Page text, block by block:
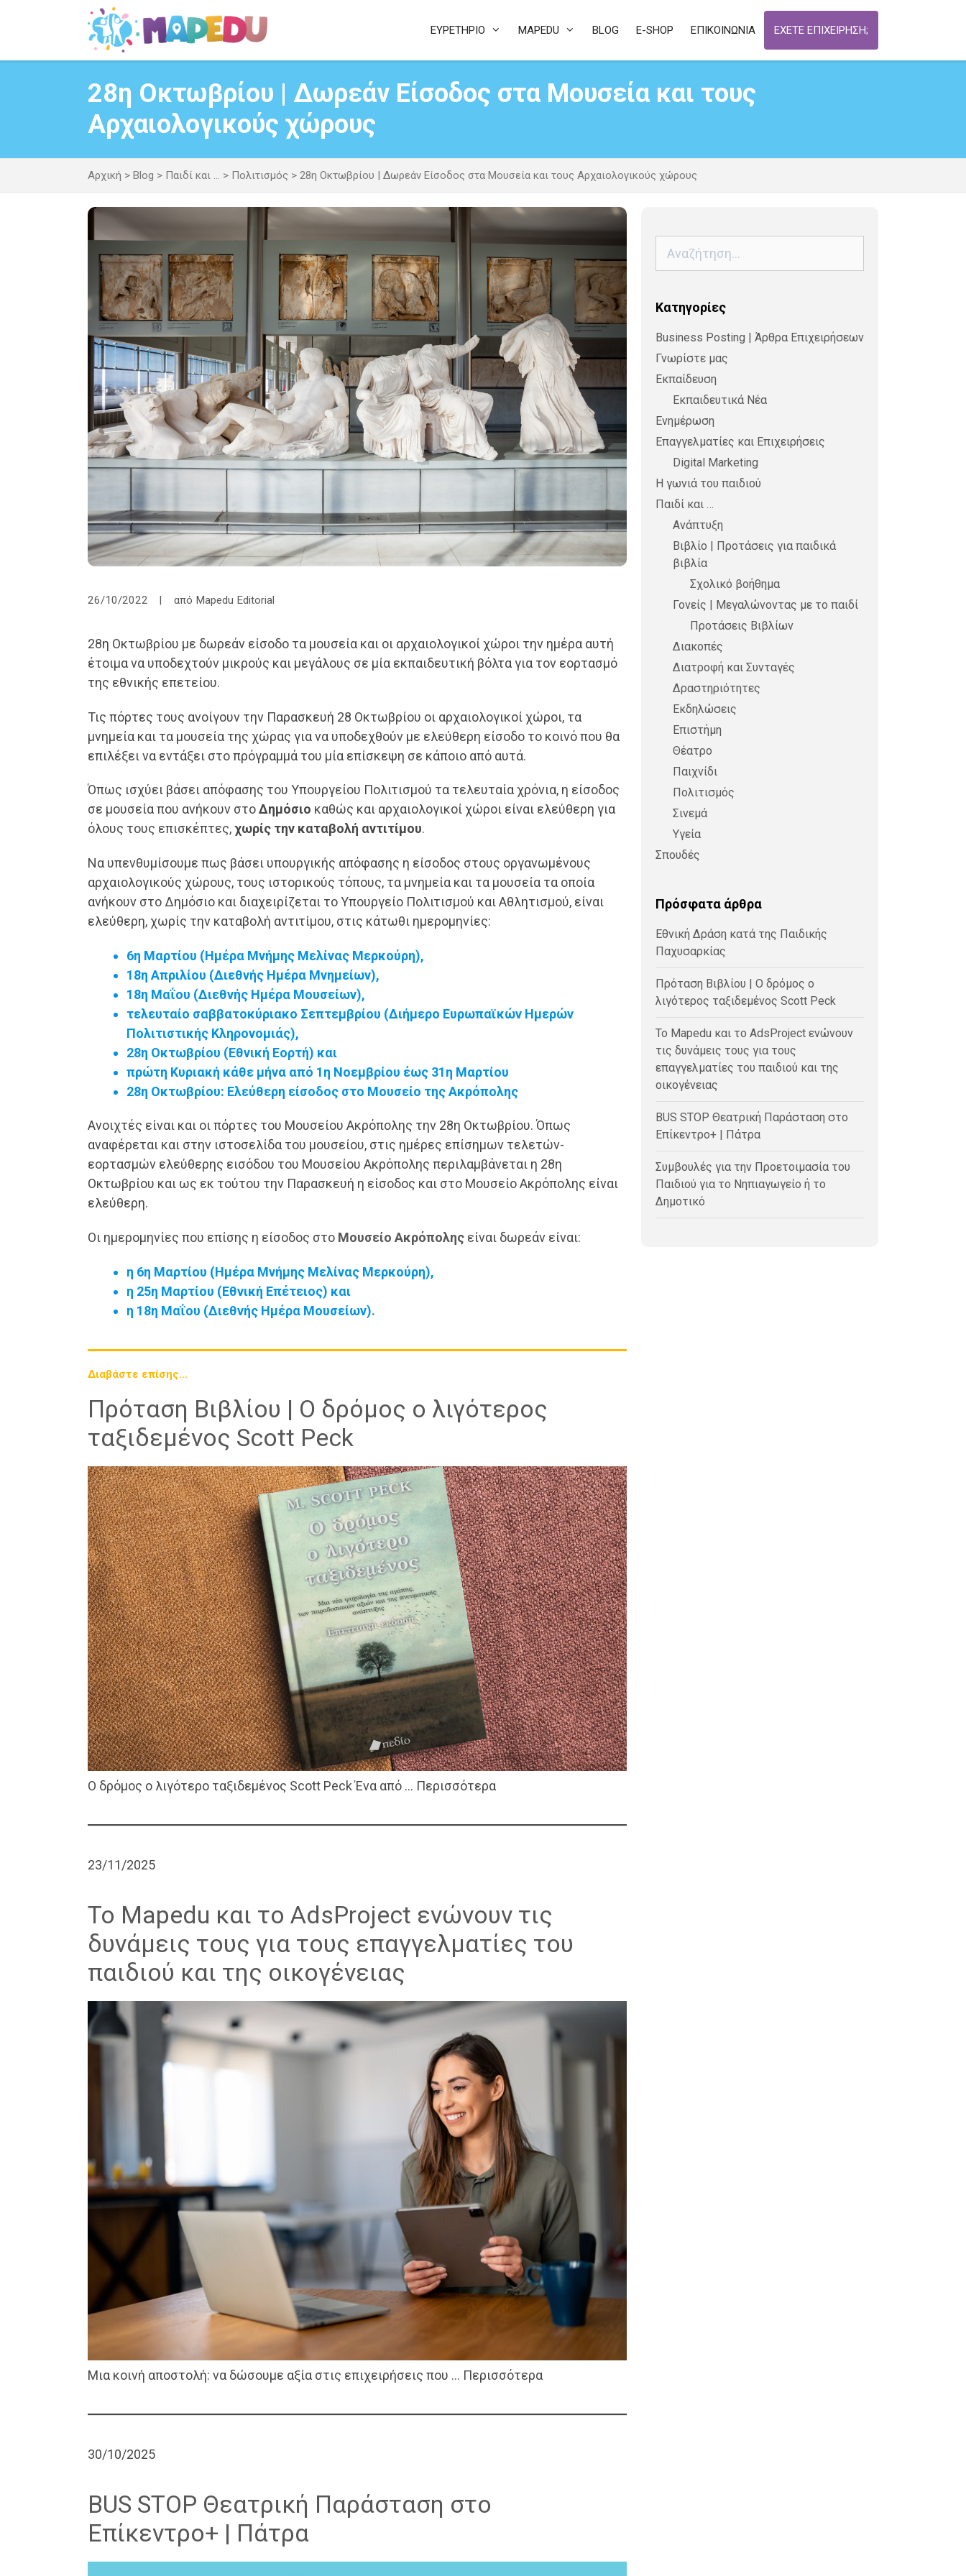
ΕΥΡΕΤΗΡΙΟ MAPEDU BLOG E-SHOP ΕΠΙΚΟΙΝΩΝΙΑ ΕΧΕΤΕ ΕΠΙΧΕΙΡΗΣΗ;
28η Οκτωβρίου | Δωρεάν Είσοδος στα Μουσεία και τους
Αρχαιολογικούς χώρους
Αρχική > Blog > Παιδί και ... > Πολιτισμός > 28η Οκτωβρίου | Δωρεάν Είσοδος στα Μουσεία και τους Αρχαιολογικούς χώρους
26/10/2022 από Mapedu Editorial
28η Οκτωβρίου με δωρεάν είσοδο τα μουσεία και οι αρχαιολογικοί χώροι την ημέρα αυτή
έτοιμα να υποδεχτούν μικρούς και μεγάλους σε μία εκπαιδευτική βόλτα για τον εορτασμό
της εθνικής επετείου.
Τις πόρτες τους ανοίγουν την Παρασκευή 28 Οκτωβρίου οι αρχαιολογικοί χώροι, τα
μνημεία και τα μουσεία της χώρας για να υποδεχθούν με ελεύθερη είσοδο το κοινό που θα
επιλέξει να εντάξει στο πρόγραμμά του μία επίσκεψη σε κάποιο από αυτά.
Όπως ισχύει βάσει απόφασης του Υπουργείου Πολιτισμού τα τελευταία χρόνια, η είσοδος
σε μουσεία που ανήκουν στοΔημόσιο καθώς και αρχαιολογικοί χώροι είναι ελεύθερη για
όλους τους επισκέπτες,χωρίς την καταβολή αντιτίμου.
Να υπενθυμίσουμε πως βάσει υπουργικής απόφασης η είσοδος στους οργανωμένους
αρχαιολογικούς χώρους, τους ιστορικούς τόπους, τα μνημεία και τα μουσεία τα οποία
ανήκουν στο Δημόσιο και διαχειρίζεται το Υπουργείο Πολιτισμού και Αθλητισμού, είναι
ελεύθερη, χωρίς την καταβολή αντιτίμου, στις κάτωθι ημερομηνίες:
6η Μαρτίου (Ημέρα Μνήμης Μελίνας Μερκούρη),
18η Απριλίου (Διεθνής Ημέρα Μνημείων),
18η Μαΐου (Διεθνής Ημέρα Μουσείων),
τελευταίο σαββατοκύριακο Σεπτεμβρίου (Διήμερο Ευρωπαϊκών Ημερών
Πολιτιστικής Κληρονομιάς),
28η Οκτωβρίου (Εθνική Εορτή) και
πρώτη Κυριακή κάθε μήνα από 1η Νοεμβρίου έως 31η Μαρτίου
28η Οκτωβρίου: Ελεύθερη είσοδος στο Μουσείο της Ακρόπολης
Ανοιχτές είναι και οι πόρτες του Μουσείου Ακρόπολης την 28η Οκτωβρίου. Όπως
αναφέρεται και στην ιστοσελίδα του μουσείου, στις ημέρες επίσημων τελετών-
εορτασμών ελεύθερης εισόδου του Μουσείου Ακρόπολης περιλαμβάνεται η 28η
Οκτωβρίου και ως εκ τούτου την Παρασκευή η είσοδος και στο Μουσείο Ακρόπολης είναι
ελεύθερη.
Οι ημερομηνίες που επίσης η είσοδος στο Μουσείο Ακρόπολης είναι δωρεάν είναι:
η 6η Μαρτίου (Ημέρα Μνήμης Μελίνας Μερκούρη),
η 25η Μαρτίου (Εθνική Επέτειος) και
η 18η Μαΐου (Διεθνής Ημέρα Μουσείων).
Διαβάστε επίσης…
Πρόταση Βιβλίου | Ο δρόμος ο λιγότερος
ταξιδεμένος Scott Peck
Ο δρόμος ο λιγότερο ταξιδεμένος Scott Peck Ένα από … Περισσότερα
23/11/2025
Το Mapedu και το AdsProject ενώνουν τις
δυνάμεις τους για τους επαγγελματίες του
παιδιού και της οικογένειας
Μια κοινή αποστολή: να δώσουμε αξία στις επιχειρήσεις που … Περισσότερα
30/10/2025
BUS STOP Θεατρική Παράσταση στο
Επίκεντρο+ | Πάτρα
για:
Kατηγορίες
Business Posting | Άρθρα Επιχειρήσεων
Γνωρίστε μας
Εκπαίδευση
Εκπαιδευτικά Νέα
Ενημέρωση
Επαγγελματίες και Επιχειρήσεις
Digital Marketing
Η γωνιά του παιδιού
Παιδί και …
Ανάπτυξη
Βιβλίο | Προτάσεις για παιδικά
βιβλία
Σχολικό βοήθημα
Γονείς | Μεγαλώνοντας με το παιδί
Προτάσεις Βιβλίων
Διακοπές
Διατροφή και Συνταγές
Δραστηριότητες
Εκδηλώσεις
Επιστήμη
Θέατρο
Παιχνίδι
Πολιτισμός
Σινεμά
Υγεία
Σπουδές
Πρόσφατα άρθρα
Εθνική Δράση κατά της Παιδικής
Παχυσαρκίας
Πρόταση Βιβλίου | Ο δρόμος ο
λιγότερος ταξιδεμένος Scott Peck
Το Mapedu και το AdsProject ενώνουν
τις δυνάμεις τους για τους
επαγγελματίες του παιδιού και της
οικογένειας
BUS STOP Θεατρική Παράσταση στο
Επίκεντρο+ | Πάτρα
Συμβουλές για την Προετοιμασία του
Παιδιού για το Νηπιαγωγείο ή το
Δημοτικό